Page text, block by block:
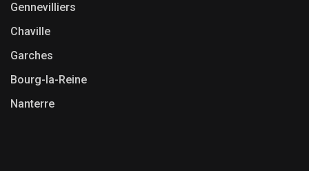
Gennevilliers
Chaville
Garches
Bourg-la-Reine
Nanterre